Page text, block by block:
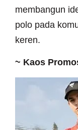
membangun
polo pada
keren.
~ Kaos